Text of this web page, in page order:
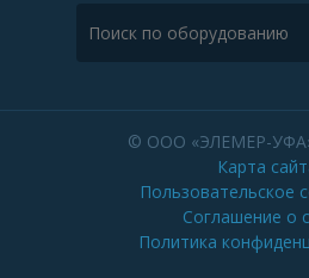
© ООО «ЭЛЕМЕР-
Карта
Пользовательское
Соглашение о
Политика